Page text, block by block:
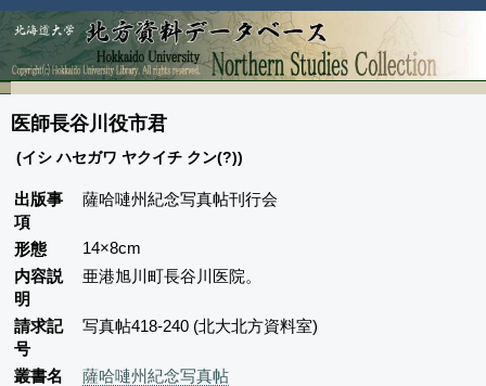
医師長谷川役市君
(イシ ハセガワ ヤクイチ クン(?))
出版事
項
薩哈嗹州紀念写真帖刊行会
形態
14×8cm
内容説
明
亜港旭川町長谷川医院。
請求記
号
写真帖418-240 (北大北方資料室)
叢書名
薩哈嗹州紀念写真帖